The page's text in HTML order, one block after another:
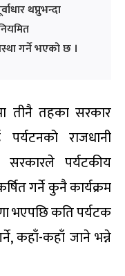
थप्नुभन्दा
गर्ने भएको छ ।
तीनै तहका सरकार
राजधानी
पर्यटकीय
गर्ने कुनै कार्यक्रम
भएपछि कति पर्यटक
कहाँ-कहाँ जाने भन्ने